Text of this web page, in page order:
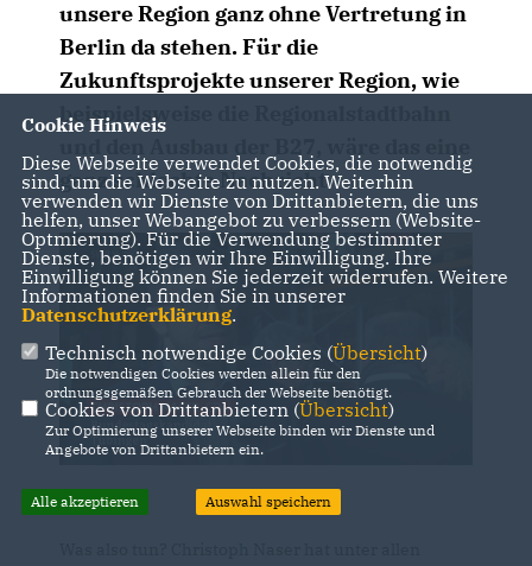
unsere Region ganz ohne Vertretung in
Berlin da stehen. Für die
Zukunftsprojekte unserer Region, wie
beispielsweise die Regionalstadtbahn
ganz schlechte Nachricht.
Cookie Hinweis
Diese Webseite verwendet Cookies, die notwendig
sind, um die Webseite zu nutzen. Weiterhin
verwenden wir Dienste von Drittanbietern, die uns
helfen, unser Webangebot zu verbessern (Website-
Optmierung). Für die Verwendung bestimmter
Dienste, benötigen wir Ihre Einwilligung. Ihre
Einwilligung können Sie jederzeit widerrufen. Weitere
Informationen finden Sie in unserer
Datenschutzerklärung.
Technisch notwendige Cookies (Übersicht)
Die notwendigen Cookies werden allein für den
ordnungsgemäßen Gebrauch der Webseite benötigt.
Cookies von Drittanbietern (Übersicht)
Zur Optimierung unserer Webseite binden wir Dienste und
Angebote von Drittanbietern ein.
Alle akzeptieren Auswahl speichern